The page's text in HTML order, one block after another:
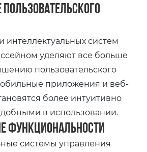
интеллектуальных систем
уделяют все больше
пользовательского
приложения и веб-
более интуитивно
в использовании.
функциональности
системы управления